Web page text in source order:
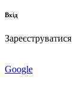
Вхід
Зареєструватися
Google